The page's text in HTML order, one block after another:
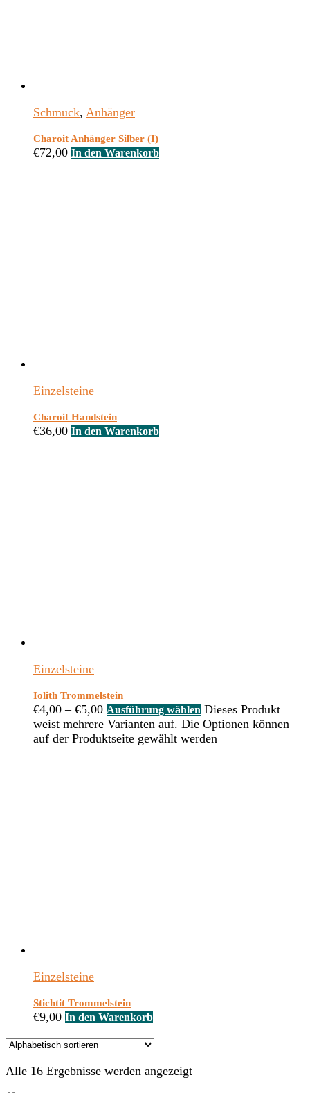
Schmuck, Anhänger
Charoit Anhänger Silber (I)
€72,00 In den Warenkorb
Einzelsteine
Charoit Handstein
€36,00 In den Warenkorb
Einzelsteine
Iolith Trommelstein
€4,00 – €5,00 Ausführung wählen Dieses Produkt
weist mehrere Varianten auf. Die Optionen können
auf der Produktseite gewählt werden
Einzelsteine
Stichtit Trommelstein
€9,00 In den Warenkorb
Alle 16 Ergebnisse werden angezeigt